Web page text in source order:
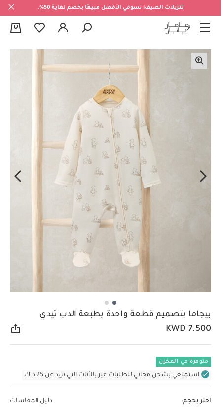
تنزيلات الصيف! تسوقي الأفضل مبيعًا بخصم لغاية 50%.
بيجاما بتصميم قطعة واحدة بطبعة الدب تيدي
KWD 7.500
متوفرة في المخزن
استمتعي بشحن مجاني للطلبات غير بالأثاث التي تزيد عن 25 د.ك
اختر بحجم: دليل المقاسات